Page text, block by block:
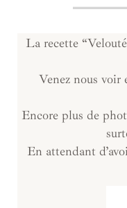
La recette
Venez nous voir
Encore plus de
En attendant